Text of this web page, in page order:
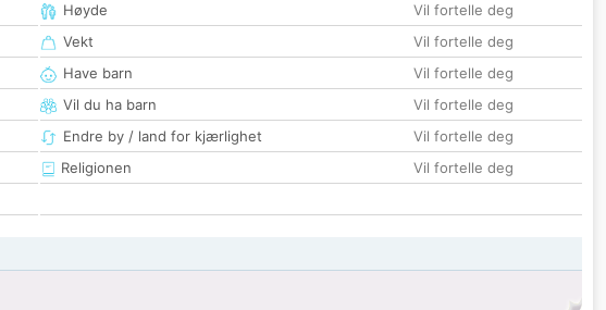
Høyde
Vil fortelle deg
Vekt
Vil fortelle deg
Have barn
Vil fortelle deg
Vil du ha barn
Vil fortelle deg
Endre by / land for kjærlighet
Vil fortelle deg
Religionen
Vil fortelle deg